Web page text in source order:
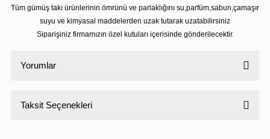
Tüm gümüş takı ürünlerinin ömrünü ve parlaklığını su,parfüm,sabun,çamaşır
suyu ve kimyasal maddelerden uzak tutarak uzatabilirsiniz
Siparişiniz firmamızın özel kutuları içerisinde gönderilecektir.
Yorumlar
Taksit Seçenekleri